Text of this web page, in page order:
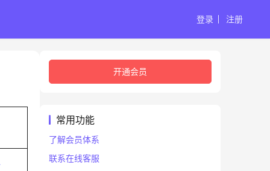
登录 注册
开通会员
常用功能
了解会员体系
联系在线客服